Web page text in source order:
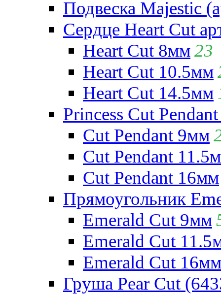
Подвеска Majestic
Сердце Heart Cut
Heart Cut 8мм23
Heart Cut 10.5мм
Heart Cut 14.5мм
Princess Cut
Cut Pendant 9мм
Cut Pendant
Cut Pendant 16мм
Прямоугольник
Emerald Cut 9мм
Emerald Cut
Emerald Cut 16мм
Груша Pear Cut